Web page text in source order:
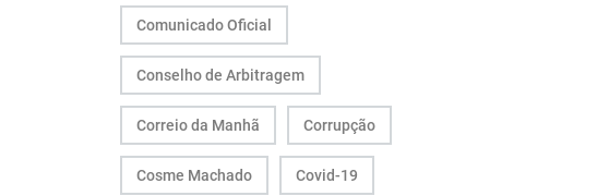
Comunicado Oficial
Conselho de Arbitragem
Correio da Manhã Corrupção
Cosme Machado Covid-19